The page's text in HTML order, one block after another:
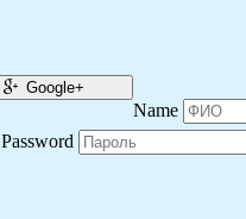
Google+
Name
Password